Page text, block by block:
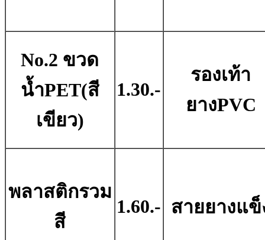
No.2 ขวด
น้ำPET(สี
เขียว)
1.30.-
รองเท้า
ยางPVC
พลาสติกรวม
สี
1.60.- สายยางแข็